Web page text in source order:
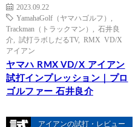
2023.09.22
YamahaGolf（ヤマハゴルフ）
Trackman（トラックマン）
石井良
介
試打ラボしだるTV, RMX VD/X
アイアン
ヤマハ RMX VD/X アイアン
試打インプレッション｜プロ
ゴルファー 石井良介
アイアンの試打・レビュー